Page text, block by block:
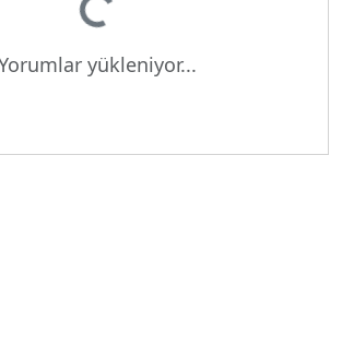
Yükleniyor...
yükleniyor...